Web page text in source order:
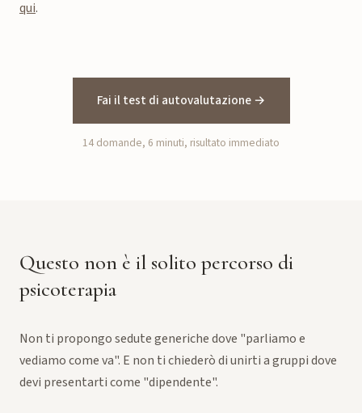
qui.
Fai il test di autovalutazione →
14 domande, 6 minuti, risultato immediato
Questo non è il solito percorso di
psicoterapia
Non ti propongo sedute generiche dove "parliamo e
vediamo come va". E non ti chiederò di unirti a gruppi dove
devi presentarti come "dipendente".